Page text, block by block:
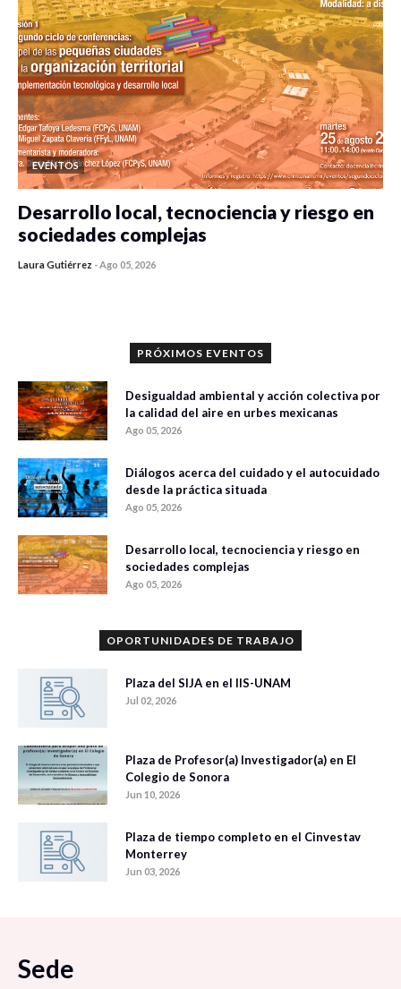
EVENTOS
Desarrollo local, tecnociencia y riesgo en
sociedades complejas
Laura Gutiérrez -Ago 05, 2026
PRÓXIMOS EVENTOS
Desigualdad ambiental y acción colectiva por
la calidad del aire en urbes mexicanas
Ago 05, 2026
Diálogos acerca del cuidado y el autocuidado
desde la práctica situada
Ago 05, 2026
Desarrollo local, tecnociencia y riesgo en
sociedades complejas
Ago 05, 2026
OPORTUNIDADES DE TRABAJO
Plaza del SIJA en el IIS-UNAM
Jul 02, 2026
Plaza de Profesor(a) Investigador(a) en El
Colegio de Sonora
Jun 10, 2026
Plaza de tiempo completo en el Cinvestav
Monterrey
Jun 03, 2026
Sede